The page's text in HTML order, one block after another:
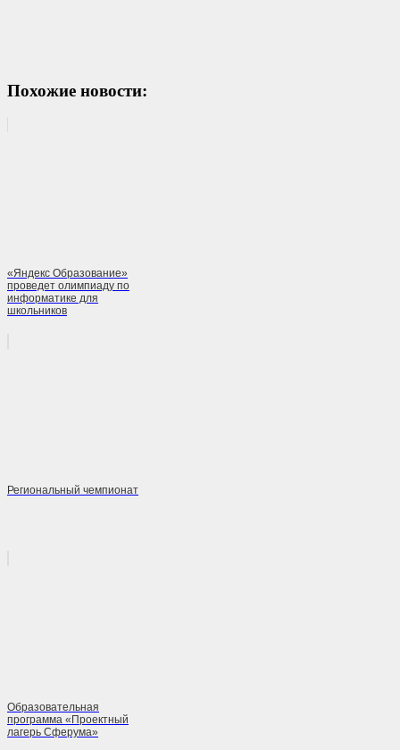
Похожие новости:
«Яндекс Образование»
проведет олимпиаду по
информатике для
школьников
Региональный чемпионат
Образовательная
программа «Проектный
лагерь Сферума»